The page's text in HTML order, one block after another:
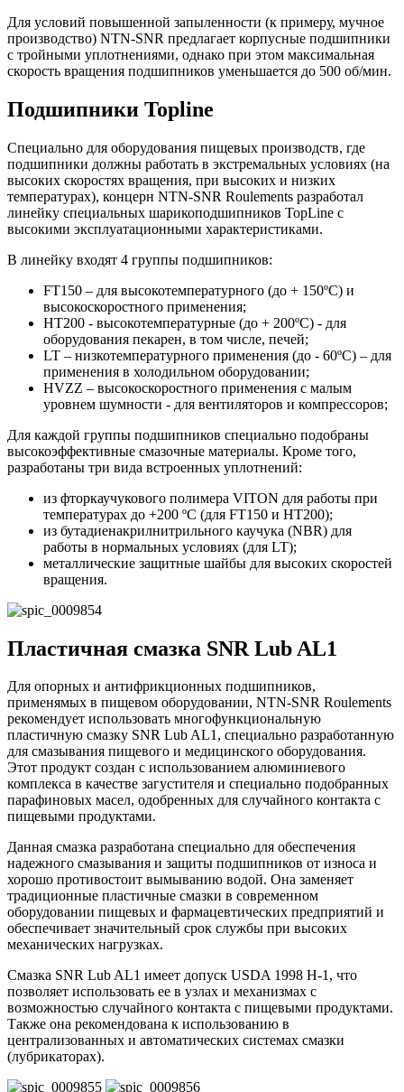
Для условий повышенной запыленности (к примеру, мучное
производство) NTN-SNR предлагает корпусные подшипники
с тройными уплотнениями, однако при этом максимальная
скорость вращения подшипников уменьшается до 500 об/мин.
Подшипники Topline
Специально для оборудования пищевых производств, где
подшипники должны работать в экстремальных условиях (на
высоких скоростях вращения, при высоких и низких
температурах), концерн NTN-SNR Roulements разработал
линейку специальных шарикоподшипников TopLine с
высокими эксплуатационными характеристиками.
В линейку входят 4 группы подшипников:
FT150 – для высокотемпературного (до + 150ºС) и
высокоскоростного применения;
HT200 - высокотемпературные (до + 200ºС) - для
оборудования пекарен, в том числе, печей;
LT – низкотемпературного применения (до - 60ºС) – для
применения в холодильном оборудовании;
HVZZ – высокоскоростного применения с малым
уровнем шумности - для вентиляторов и компрессоров;
Для каждой группы подшипников специально подобраны
высокоэффективные смазочные материалы. Кроме того,
разработаны три вида встроенных уплотнений:
из фторкаучукового полимера VITON для работы при
температурах до +200 ºС (для FT150 и HT200);
из бутадиенакрилнитрильного каучука (NBR) для
работы в нормальных условиях (для LT);
металлические защитные шайбы для высоких скоростей
вращения.
Пластичная смазка SNR Lub AL1
Для опорных и антифрикционных подшипников,
применямых в пищевом оборудовании, NTN-SNR Roulements
рекомендует использовать многофункциональную
пластичную смазку SNR Lub AL1, специально разработанную
для смазывания пищевого и медицинского оборудования.
Этот продукт создан с использованием алюминиевого
комплекса в качестве загустителя и специально подобранных
парафиновых масел, одобренных для случайного контакта с
пищевыми продуктами.
Данная смазка разработана специально для обеспечения
надежного смазывания и защиты подшипников от износа и
хорошо противостоит вымыванию водой. Она заменяет
традиционные пластичные смазки в современном
оборудовании пищевых и фармацевтических предприятий и
обеспечивает значительный срок службы при высоких
механических нагрузках.
Смазка SNR Lub AL1 имеет допуск USDA 1998 H-1, что
позволяет использовать ее в узлах и механизмах с
возможностью случайного контакта с пищевыми продуктами.
Также она рекомендована к использованию в
централизованных и автоматических системах смазки
(лубрикаторах).